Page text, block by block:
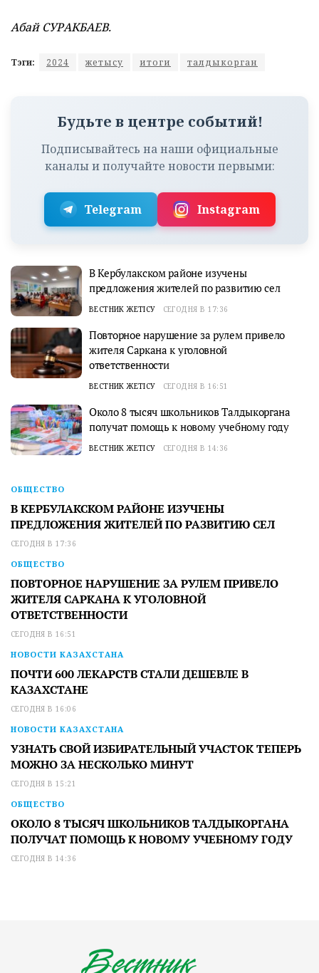
Абай СУРАКБАЕВ.
Тэги: 2024 жетысу итоги талдыкорган
Будьте в центре событий!
Подписывайтесь на наши официальные
каналы и получайте новости первыми:
Telegram Instagram
В Кербулакском районе изучены
предложения жителей по развитию сел
ВЕСТНИК ЖЕТІСУ СЕГОДНЯ В 17:36
Повторное нарушение за рулем привело
жителя Саркана к уголовной
ответственности
ВЕСТНИК ЖЕТІСУ СЕГОДНЯ В 16:51
Около 8 тысяч школьников Талдыкоргана
получат помощь к новому учебному году
ВЕСТНИК ЖЕТІСУ СЕГОДНЯ В 14:36
ОБЩЕСТВО
В КЕРБУЛАКСКОМ РАЙОНЕ ИЗУЧЕНЫ
ПРЕДЛОЖЕНИЯ ЖИТЕЛЕЙ ПО РАЗВИТИЮ СЕЛ
СЕГОДНЯ В 17:36
ОБЩЕСТВО
ПОВТОРНОЕ НАРУШЕНИЕ ЗА РУЛЕМ ПРИВЕЛО
ЖИТЕЛЯ САРКАНА К УГОЛОВНОЙ
ОТВЕТСТВЕННОСТИ
СЕГОДНЯ В 16:51
НОВОСТИ КАЗАХСТАНА
ПОЧТИ 600 ЛЕКАРСТВ СТАЛИ ДЕШЕВЛЕ В
КАЗАХСТАНЕ
СЕГОДНЯ В 16:06
НОВОСТИ КАЗАХСТАНА
УЗНАТЬ СВОЙ ИЗБИРАТЕЛЬНЫЙ УЧАСТОК ТЕПЕРЬ
МОЖНО ЗА НЕСКОЛЬКО МИНУТ
СЕГОДНЯ В 15:21
ОБЩЕСТВО
ОКОЛО 8 ТЫСЯЧ ШКОЛЬНИКОВ ТАЛДЫКОРГАНА
ПОЛУЧАТ ПОМОЩЬ К НОВОМУ УЧЕБНОМУ ГОДУ
СЕГОДНЯ В 14:36